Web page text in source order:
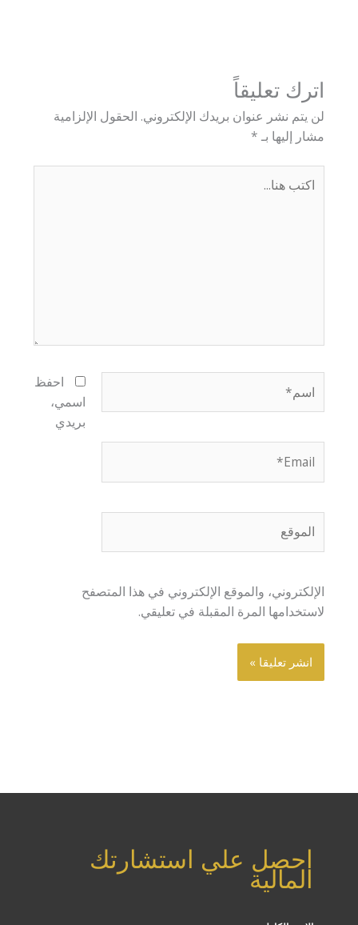
اترك تعليقاً
لن يتم نشر عنوان بريدك الإلكتروني. الحقول الإلزامية
مشار إليها بـ*
هنا...
احفظ
اسمي،
بريدي
الإلكتروني، والموقع الإلكتروني في هذا المتصفح
لاستخدامها المرة المقبلة في تعليقي.
احصل علي استشارتك
المالية